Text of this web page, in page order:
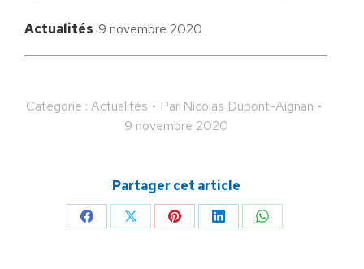
Actualités 9 novembre 2020
Catégorie : Actualités Par Nicolas Dupont-Aignan
9 novembre 2020
Partager cet article
PartagerPartagerPartagerPartagerPartager